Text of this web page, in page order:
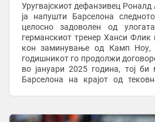
Уругвајскиот дефанзивец
ја напушти Барселона
целосно задоволен од
германскиот тренер Ханси Флик
кон заминување од Камп Ноу,
годишникот го продолжи
во јануари 2025 година, тој
Барселона на крајот од